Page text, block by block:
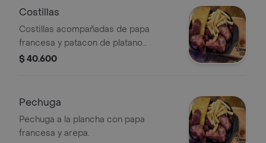
Costillas
Costillas acompañadas de papa
francesa y patacon de platano
maduro
$ 40.600
Pechuga
Pechuga a la plancha con papa
francesa y arepa.